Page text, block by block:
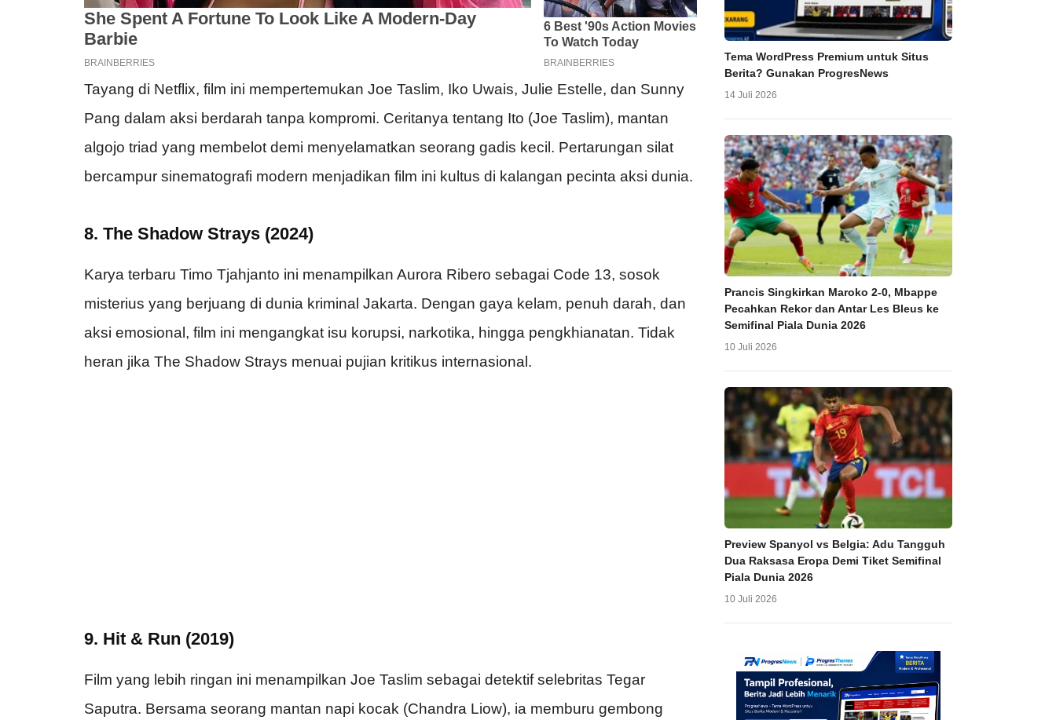
Tayang di Netflix, film ini mempertemukan Joe Taslim, Iko Uwais, Julie Estelle, dan Sunny
Pang dalam aksi berdarah tanpa kompromi. Ceritanya tentang Ito (Joe Taslim), mantan
algojo triad yang membelot demi menyelamatkan seorang gadis kecil. Pertarungan silat
bercampur sinematografi modern menjadikan film ini kultus di kalangan pecinta aksi dunia.
8. The Shadow Strays (2024)
Karya terbaru Timo Tjahjanto ini menampilkan Aurora Ribero sebagai Code 13, sosok
misterius yang berjuang di dunia kriminal Jakarta. Dengan gaya kelam, penuh darah, dan
aksi emosional, film ini mengangkat isu korupsi, narkotika, hingga pengkhianatan. Tidak
heran jika The Shadow Strays menuai pujian kritikus internasional.
9. Hit & Run (2019)
Film yang lebih ringan ini menampilkan Joe Taslim sebagai detektif selebritas Tegar
Saputra. Bersama seorang mantan napi kocak (Chandra Liow), ia memburu gembong
Tema WordPress Premium untuk Situs
Berita? Gunakan ProgresNews
14 Juli 2026
Prancis Singkirkan Maroko 2-0, Mbappe
Pecahkan Rekor dan Antar Les Bleus ke
Semifinal Piala Dunia 2026
10 Juli 2026
Preview Spanyol vs Belgia: Adu Tangguh
Dua Raksasa Eropa Demi Tiket Semifinal
Piala Dunia 2026
10 Juli 2026